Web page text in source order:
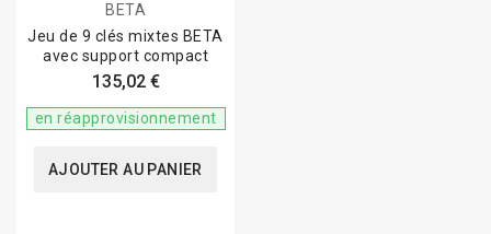
BETA
Jeu de 9 clés mixtes BETA
avec support compact
135,02 €
en réapprovisionnement
AJOUTER AU PANIER